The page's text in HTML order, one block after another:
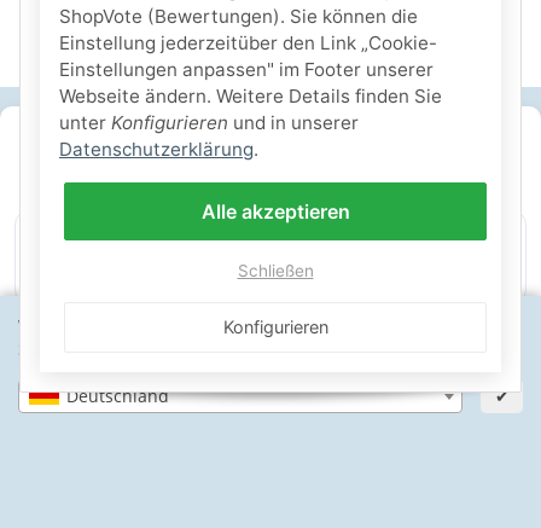
Wähle dein Lieferland, um Preise und Artikel für deinen
Standort zu sehen.
Deutschland ✔
SICHERE ZAHLARTEN
SSL-verschlüsselt
ShopVote (Bewertungen). Sie können die
Einstellung jederzeitüber den Link „Cookie-
Einstellungen anpassen" im Footer unserer
Webseite ändern. Weitere Details finden Sie
unter Konfigurieren und in unserer
Datenschutzerklärung.
Alle akzeptieren
Schließen
Konfigurieren